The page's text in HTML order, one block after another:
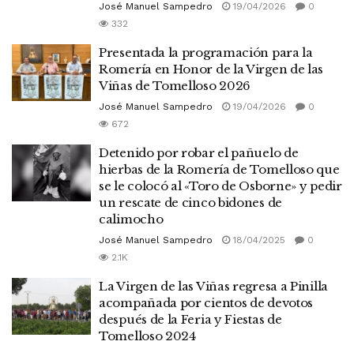
José Manuel Sampedro 19/04/2026
0
332
Presentada la programación para la
Romería en Honor de la Virgen de las
Viñas de Tomelloso 2026
José Manuel Sampedro 19/04/2026
0
672
Detenido por robar el pañuelo de
hierbas de la Romería de Tomelloso que
se le colocó al «Toro de Osborne» y pedir
un rescate de cinco bidones de
calimocho
José Manuel Sampedro 18/04/2025
0
2.1K
La Virgen de las Viñas regresa a Pinilla
acompañada por cientos de devotos
después de la Feria y Fiestas de
Tomelloso 2024